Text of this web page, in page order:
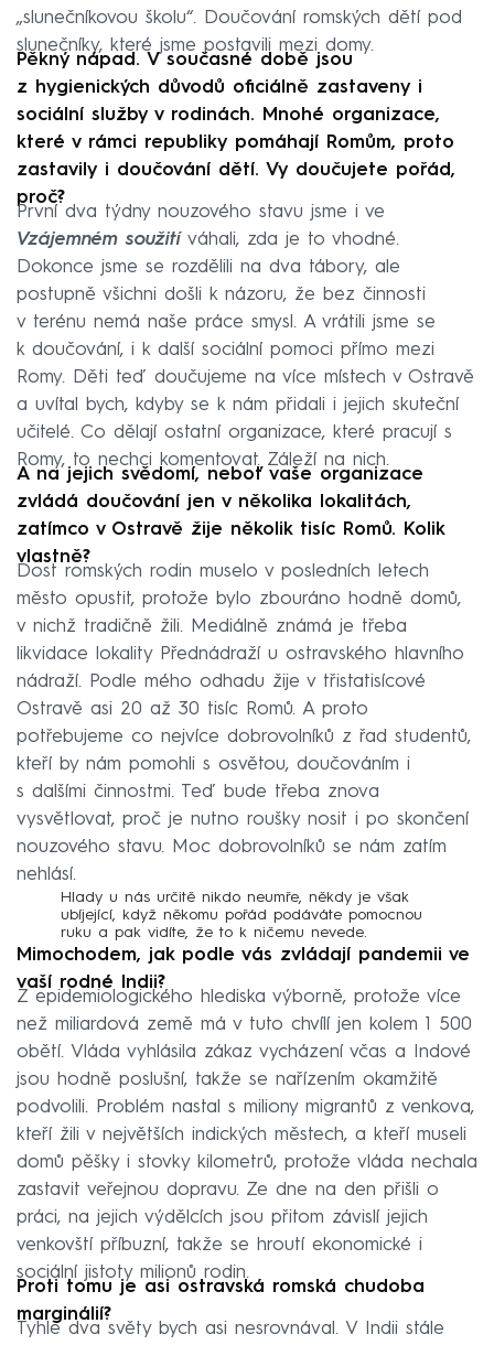
„slunečníkovou školu“. Doučování romských dětí pod
slunečníky, které jsme postavili mezi domy.
Pěkný nápad. V současné době jsou
z hygienických důvodů oficiálně zastaveny i
sociální služby v rodinách. Mnohé organizace,
které v rámci republiky pomáhají Romům, proto
zastavily i doučování dětí. Vy doučujete pořád,
proč?
První dva týdny nouzového stavu jsme i ve
Vzájemném soužití váhali, zda je to vhodné.
Dokonce jsme se rozdělili na dva tábory, ale
postupně všichni došli k názoru, že bez činnosti
v terénu nemá naše práce smysl. A vrátili jsme se
k doučování, i k další sociální pomoci přímo mezi
Romy. Děti teď doučujeme na více místech v Ostravě
a uvítal bych, kdyby se k nám přidali i jejich skuteční
učitelé. Co dělají ostatní organizace, které pracují s
Romy, to nechci komentovat. Záleží na nich.
A na jejich svědomí, neboť vaše organizace
zvládá doučování jen v několika lokalitách,
zatímco v Ostravě žije několik tisíc Romů. Kolik
vlastně?
Dost romských rodin muselo v posledních letech
město opustit, protože bylo zbouráno hodně domů,
v nichž tradičně žili. Mediálně známá je třeba
likvidace lokality Přednádraží u ostravského hlavního
nádraží. Podle mého odhadu žije v třistatisícové
Ostravě asi 20 až 30 tisíc Romů. A proto
potřebujeme co nejvíce dobrovolníků z řad studentů,
kteří by nám pomohli s osvětou, doučováním i
s dalšími činnostmi. Teď bude třeba znova
vysvětlovat, proč je nutno roušky nosit i po skončení
nouzového stavu. Moc dobrovolníků se nám zatím
nehlásí.
Hlady u nás určitě nikdo neumře, někdy je však
ubíjející, když někomu pořád podáváte pomocnou
ruku a pak vidíte, že to k ničemu nevede.
Mimochodem, jak podle vás zvládají pandemii ve
vaší rodné Indii?
Z epidemiologického hlediska výborně, protože více
než miliardová země má v tuto chvílí jen kolem 1 500
obětí. Vláda vyhlásila zákaz vycházení včas a Indové
jsou hodně poslušní, takže se nařízením okamžitě
podvolili. Problém nastal s miliony migrantů z venkova,
kteří žili v největších indických městech, a kteří museli
domů pěšky i stovky kilometrů, protože vláda nechala
zastavit veřejnou dopravu. Ze dne na den přišli o
práci, na jejich výdělcích jsou přitom závislí jejich
venkovští příbuzní, takže se hroutí ekonomické i
sociální jistoty milionů rodin.
Proti tomu je asi ostravská romská chudoba
marginálií?
Tyhle dva světy bych asi nesrovnával. V Indii stále